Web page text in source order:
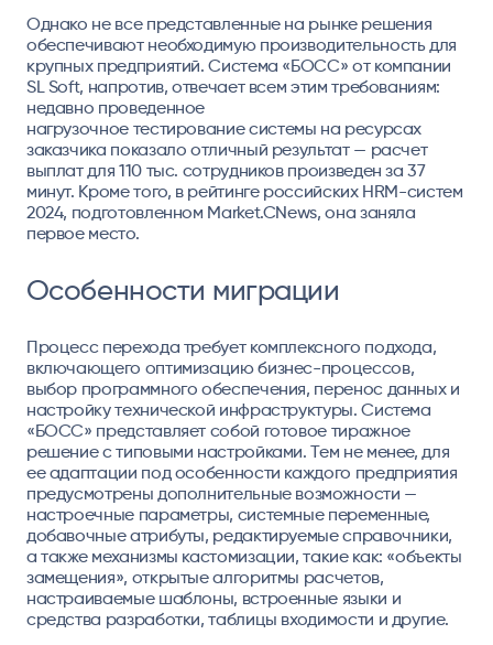
Однако не все представленные на рынке решения
обеспечивают необходимую производительность для
крупных предприятий. Система «БОСС» от компании
SL Soft, напротив, отвечает всем этим требованиям:
недавно проведенное
нагрузочное тестированиесистемы на ресурсах
заказчика показало отличный результат — расчет
выплат для 110 тыс. сотрудников произведен за 37
минут. Кроме того, в рейтингероссийских HRM-систем
2024, подготовленном Market.CNews, она заняла
первое место.
Особенности миграции
Процесс перехода требует комплексного подхода,
включающего оптимизацию бизнес-процессов,
выбор программного обеспечения, перенос данных и
настройку технической инфраструктуры. Система
«БОСС» представляет собой готовое тиражное
решение с типовыми настройками. Тем не менее, для
ее адаптации под особенности каждого предприятия
предусмотрены дополнительные возможности —
настроечные параметры, системные переменные,
добавочные атрибуты, редактируемые справочники,
а также механизмы кастомизации, такие как: «объекты
замещения», открытые алгоритмы расчетов,
настраиваемые шаблоны, встроенные языки и
средства разработки, таблицы входимости и другие.